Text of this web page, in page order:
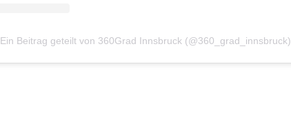
Ein Beitrag geteilt von 360Grad Innsbruck (@360_grad_innsbruck)